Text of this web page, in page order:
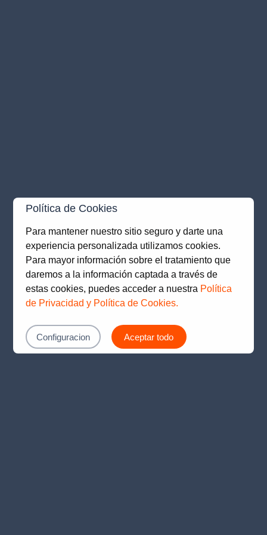
Política de Cookies
Para mantener nuestro sitio seguro y darte una
experiencia personalizada utilizamos cookies.
Para mayor información sobre el tratamiento que
daremos a la información captada a través de
estas cookies, puedes acceder a nuestra Política
de Privacidad y Política de Cookies.
Aceptar todo
Configuracion